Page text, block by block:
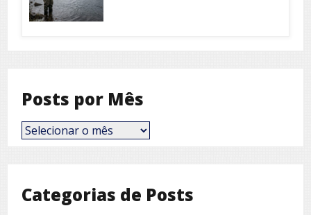
Posts por Mês
Posts
por
Categorias de Posts